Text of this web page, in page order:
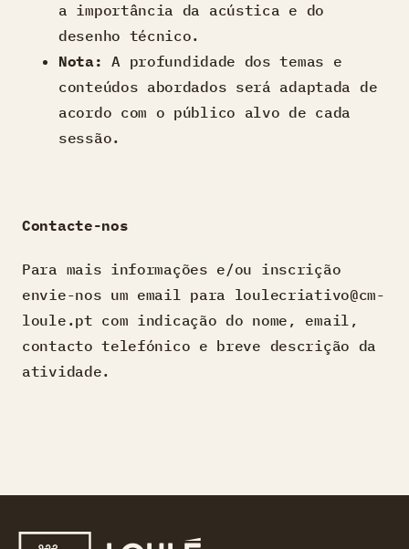
a importância da acústica e do
desenho técnico.
Nota: A profundidade dos temas e
conteúdos abordados será adaptada de
acordo com o público alvo de cada
sessão.
Contacte-nos
Para mais informações e/ou inscrição
envie-nos um email para loulecriativo@cm-
loule.pt com indicação do nome, email,
contacto telefónico e breve descrição da
atividade.